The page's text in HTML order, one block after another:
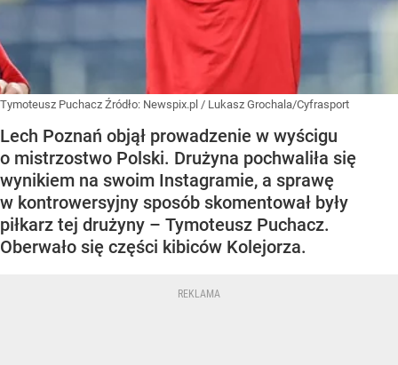
Tymoteusz Puchacz Źródło: Newspix.pl / Lukasz Grochala/Cyfrasport
Lech Poznań objął prowadzenie w wyścigu
o mistrzostwo Polski. Drużyna pochwaliła się
wynikiem na swoim Instagramie, a sprawę
w kontrowersyjny sposób skomentował były
piłkarz tej drużyny – Tymoteusz Puchacz.
Oberwało się części kibiców Kolejorza.